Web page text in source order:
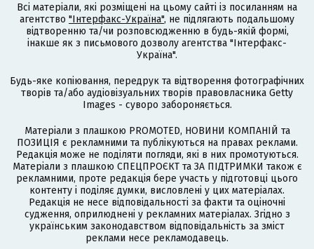
Всі матеріали, які розміщені на цьому сайті із посиланням на
агентство "Інтерфакс-Україна", не підлягають подальшому
відтворенню та/чи розповсюдженню в будь-якій формі,
інакше як з письмового дозволу агентства "Інтерфакс-
Україна".
Будь-яке копіювання, передрук та відтворення фотографічних
творів та/або аудіовізуальних творів правовласника Getty
Images - суворо забороняється.
Матеріали з плашкою PROMOTED, НОВИНИ КОМПАНІЙ та
ПОЗИЦІЯ є рекламними та публікуються на правах реклами.
Редакція може не поділяти погляди, які в них промотуються.
Матеріали з плашкою СПЕЦПРОЄКТ та ЗА ПІДТРИМКИ також є
рекламними, проте редакція бере участь у підготовці цього
контенту і поділяє думки, висловлені у цих матеріалах.
Редакція не несе відповідальності за факти та оціночні
судження, оприлюднені у рекламних матеріалах. Згідно з
українським законодавством відповідальність за зміст
реклами несе рекламодавець.